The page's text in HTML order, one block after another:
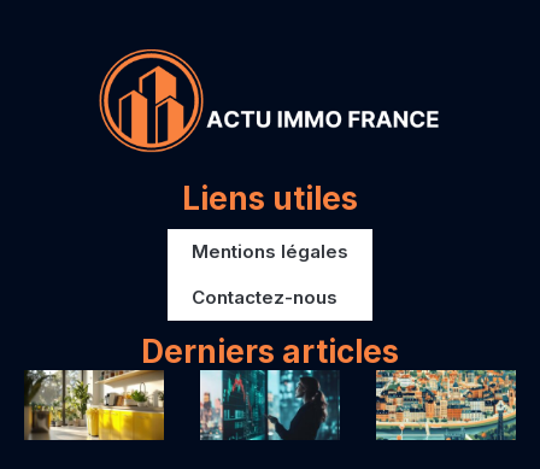
Liens utiles
Mentions légales
Contactez-nous
Derniers articles